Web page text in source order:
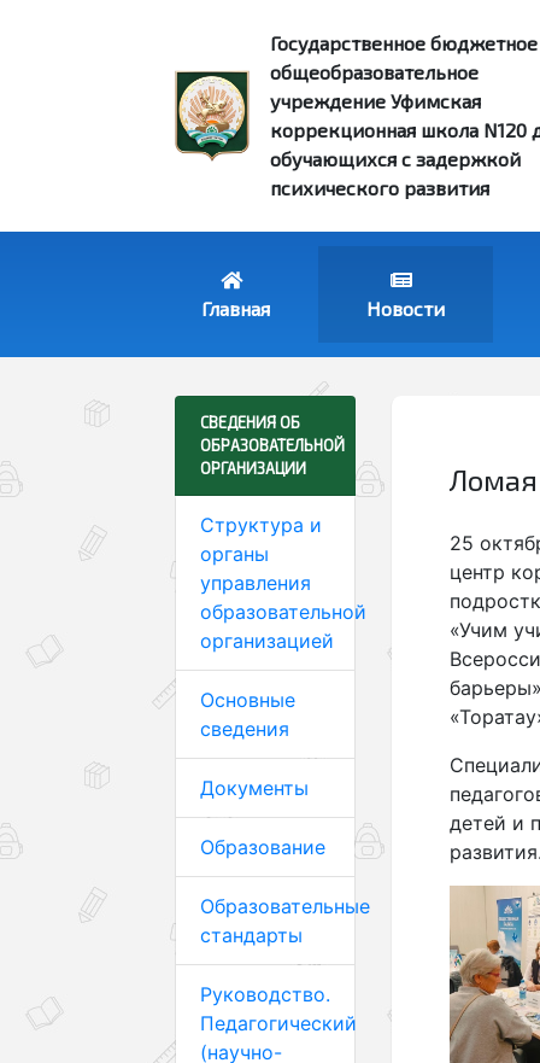
Государственное бюджетное
общеобразовательное
учреждение Уфимская
коррекционная школа N120
обучающихся с задержкой
психического развития
Главная Новости
Структура и
органы
управления
образовательной
организацией
Основные
сведения
Документы
Образование
Образовательные
стандарты
Руководство.
Педагогический
(научно-
25
центр
«Учим
детей и